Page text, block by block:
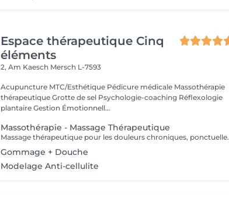
Espace thérapeutique Cinq
éléments
2, Am Kaesch Mersch L-7593
Acupuncture MTC/Esthétique Pédicure médicale Massothérapie
thérapeutique Grotte de sel Psychologie-coaching Réflexologie
plantaire Gestion Émotionnell...
Massothérapie - Massage Thérapeutique
Massage thérapeutique pour les douleurs chroniques,
Gommage + Douche
Modelage Anti-cellulite